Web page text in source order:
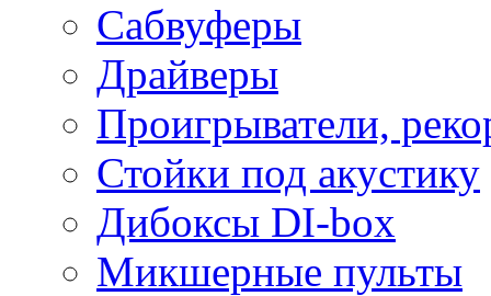
Сабвуферы
Драйверы
Проигрыватели,
Стойки под акустику
Дибоксы DI-box
Микшерные пульты